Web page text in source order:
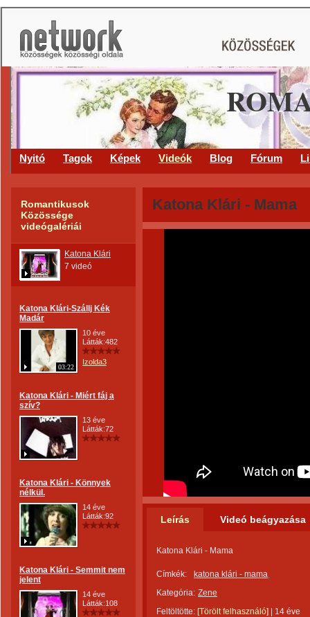
Nyitó Tagok Képek Videók Blog Fórum
Romantikusok
Közössége
videógalériái
Katona Klári
7 videó
Katona Klári-Szállj Kék
Madár
03:22
10 éve
Látták:482
Izolda3
Katona Klári - Miért fáj a
szív?
13 éve
Látták:72
Katona Klári - Könnyek
nélkül.
14 éve
Látták:92
Katona Klári - Semmit nem
jelent
14 éve
Látták:108
Katona Klári - Mama
Leírás Videó beágyazása
Katona Klári - Mama
Címkék:
katona klári - mama
Kategória: Zene
Feltöltötte: [Törölt felhasználó]
14 éve